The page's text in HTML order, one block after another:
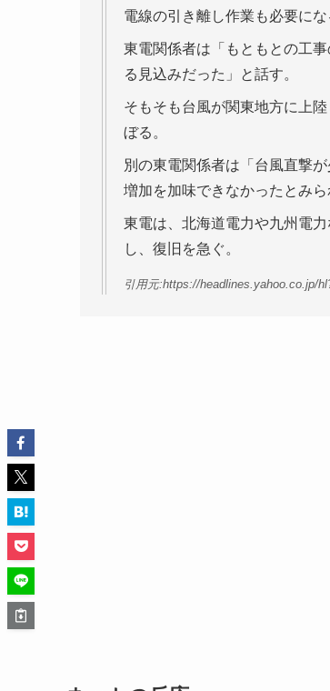
電線の引き離し作業も必要にな
東電関係者は「もともとの工
る見込みだった」と話す。
そもそも台風が関東地方に上
ぼる。
別の東電関係者は「台風直撃
増加を加味できなかったとみら
東電は、北海道電力や九州電
し、復旧を急ぐ。
引用元:https://headlines.yahoo.co.jp/